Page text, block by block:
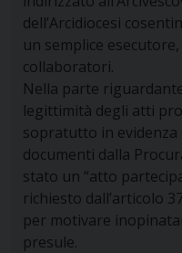
dell’Arcidiocesi
un semplice
collaboratori.
Nella parte
legittimità degli atti
sopratutto in evidenza
documenti dalla
stato un “atto
richiesto dall’articolo
per motivare
presule.